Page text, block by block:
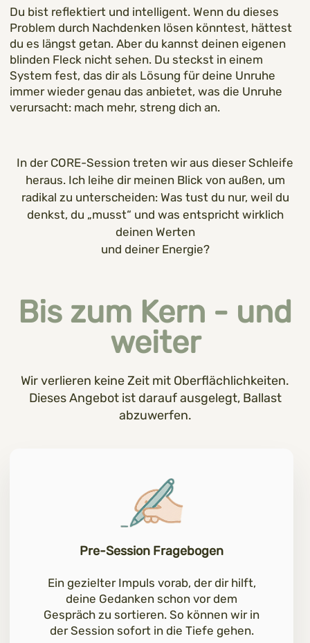
Du bist reflektiert und intelligent. Wenn du dieses
Problem durch Nachdenken lösen könntest, hättest
du es längst getan. Aber du kannst deinen eigenen
blinden Fleck nicht sehen. Du steckst in einem
System fest, das dir als Lösung für deine Unruhe
immer wieder genau das anbietet, was die Unruhe
verursacht: mach mehr, streng dich an.
In der CORE-Session treten wir aus dieser Schleife
heraus. Ich leihe dir meinen Blick von außen, um
radikal zu unterscheiden: Was tust du nur, weil du
denkst, du „musst“ und was entspricht wirklich
deinen Werten
und deiner Energie?
Bis zum Kern - und
weiter
Wir verlieren keine Zeit mit Oberflächlichkeiten.
Dieses Angebot ist darauf ausgelegt, Ballast
abzuwerfen.
Pre-Session Fragebogen
Ein gezielter Impuls vorab, der dir hilft,
deine Gedanken schon vor dem
Gespräch zu sortieren. So können wir in
der Session sofort in die Tiefe gehen.